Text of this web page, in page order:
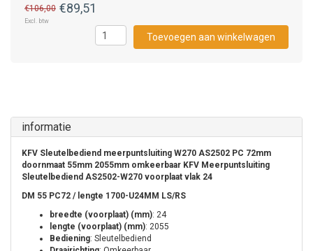
€106,00 €89,51
Excl. btw
Toevoegen aan winkelwagen
informatie
KFV Sleutelbediend meerpuntsluiting W270 AS2502 PC 72mm
doornmaat 55mm 2055mm omkeerbaar KFV Meerpuntsluiting
Sleutelbediend AS2502-W270 voorplaat vlak 24
DM 55 PC72 / lengte 1700-U24MM LS/RS
breedte (voorplaat) (mm): 24
lengte (voorplaat) (mm): 2055
Bediening: Sleutelbediend